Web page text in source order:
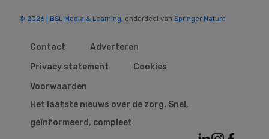
© 2026 | BSL Media & Learning, onderdeel van Springer Nature
Contact
Adverteren
Privacy statement
Cookies
Voorwaarden
Het laatste nieuws over de zorg. Snel,
geïnformeerd, compleet